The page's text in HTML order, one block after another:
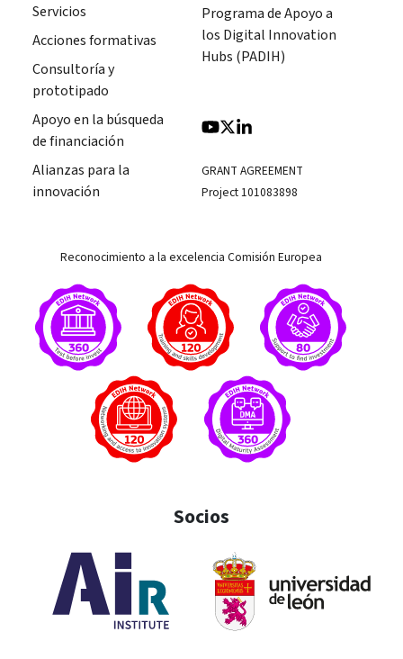
Servicios
Acciones formativas
Consultoría y
prototipado
Apoyo en la búsqueda
de financiación
Alianzas para la
innovación
Programa de Apoyo a
los Digital Innovation
Hubs (PADIH)
GRANT AGREEMENT
Project 101083898
Reconocimiento a la excelencia Comisión Europea
Socios